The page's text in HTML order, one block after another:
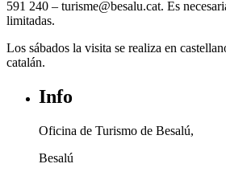
591 240 – turisme@besalu.cat. Es
limitadas.
Los sábados la visita se realiza en
catalán.
Info
Oficina de Turismo de Besalú,
Besalú